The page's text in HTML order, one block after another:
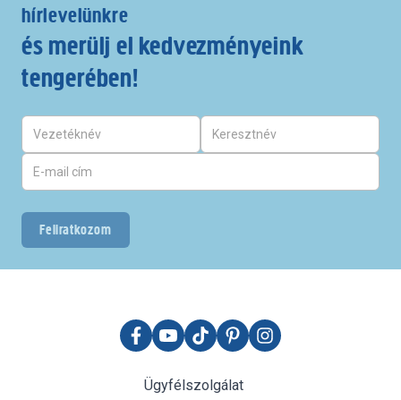
hírlevelünkre
és merülj el kedvezményeink
tengerében!
Feliratkozom
Ügyfélszolgálat